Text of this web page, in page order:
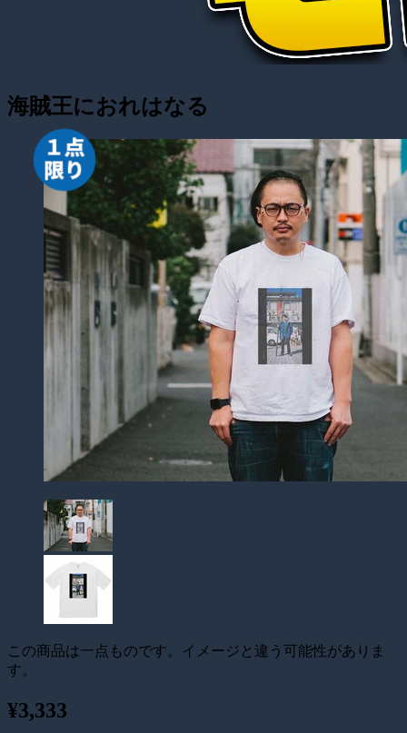
海賊王におれはなる
この商品は一点ものです。イメージと違う可能性がありま
す。
¥3,333